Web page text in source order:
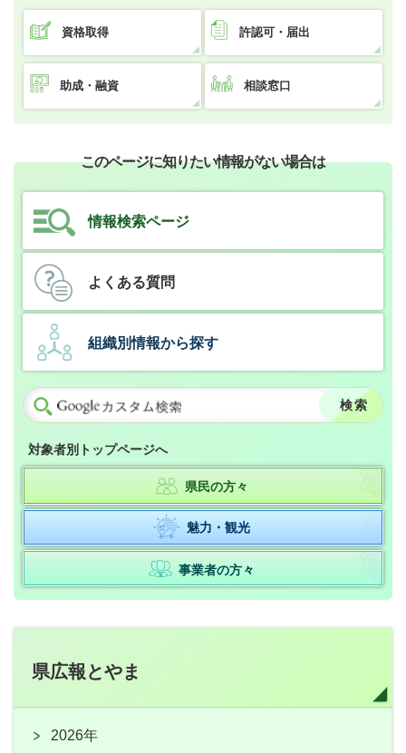
資格取得 許認可・届出
助成・融資 相談窓口
このページに知りたい情報がない場合は
情報検索ページ
よくある質問
組織別情報から探す
対象者別トップページへ
県民の方々
魅力・観光
事業者の方々
県広報とやま
2026年